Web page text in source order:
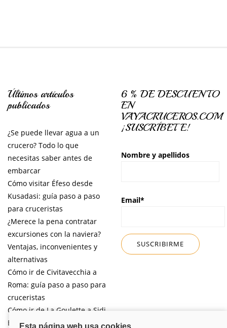
Últimos artículos
publicados
¿Se puede llevar agua a un
crucero? Todo lo que
necesitas saber antes de
embarcar
Cómo visitar Éfeso desde
Kusadasi: guía paso a paso
para cruceristas
¿Merece la pena contratar
excursiones con la naviera?
Ventajas, inconvenientes y
alternativas
Cómo ir de Civitavecchia a
Roma: guía paso a paso para
cruceristas
Cómo ir de La Goulette a Sidi
Bou Said por libre desde tu
6 % DE DESCUENTO
EN
VAYACRUCEROS.COM
¡SUSCRÍBETE!
Nombre y apellidos
Email*